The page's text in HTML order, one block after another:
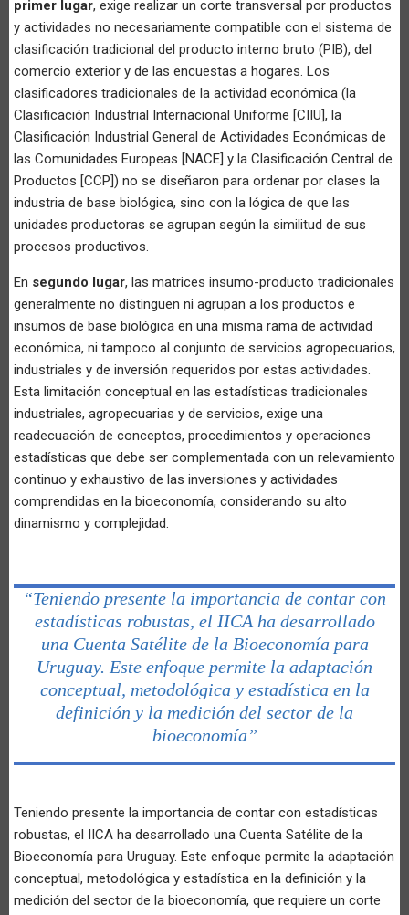
primer lugar, exige realizar un corte transversal por productos
y actividades no necesariamente compatible con el sistema de
clasificación tradicional del producto interno bruto (PIB), del
comercio exterior y de las encuestas a hogares. Los
clasificadores tradicionales de la actividad económica (la
Clasificación Industrial Internacional Uniforme [CIIU], la
Clasificación Industrial General de Actividades Económicas de
las Comunidades Europeas [NACE] y la Clasificación Central de
Productos [CCP]) no se diseñaron para ordenar por clases la
industria de base biológica, sino con la lógica de que las
unidades productoras se agrupan según la similitud de sus
procesos productivos.
En segundo lugar, las matrices insumo-producto tradicionales
generalmente no distinguen ni agrupan a los productos e
insumos de base biológica en una misma rama de actividad
económica, ni tampoco al conjunto de servicios agropecuarios,
industriales y de inversión requeridos por estas actividades.
Esta limitación conceptual en las estadísticas tradicionales
industriales, agropecuarias y de servicios, exige una
readecuación de conceptos, procedimientos y operaciones
estadísticas que debe ser complementada con un relevamiento
continuo y exhaustivo de las inversiones y actividades
comprendidas en la bioeconomía, considerando su alto
dinamismo y complejidad.
“Teniendo presente la importancia de contar con
estadísticas robustas, el IICA ha desarrollado
una Cuenta Satélite de la Bioeconomía para
Uruguay. Este enfoque permite la adaptación
conceptual, metodológica y estadística en la
definición y la medición del sector de la
bioeconomía”
Teniendo presente la importancia de contar con estadísticas
robustas, el IICA ha desarrollado una Cuenta Satélite de la
Bioeconomía para Uruguay. Este enfoque permite la adaptación
conceptual, metodológica y estadística en la definición y la
medición del sector de la bioeconomía, que requiere un corte